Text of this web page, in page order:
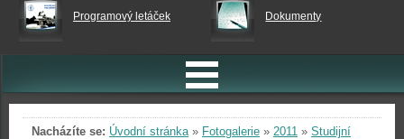
Programový letáček Dokumenty
Nacházíte se: Úvodní stránka» Fotogalerie » 2011 » Studijní